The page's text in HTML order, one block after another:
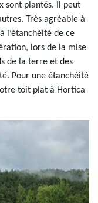
sont plantés. Il peut
Très agréable à
l’étanchéité de ce
lors de la mise
de la terre et des
Pour une étanchéité
toit plat à Hortica